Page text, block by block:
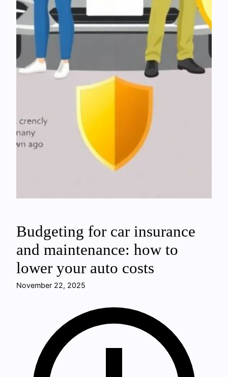
Budgeting for car insurance
and maintenance: how to
lower your auto costs
November 22, 2025